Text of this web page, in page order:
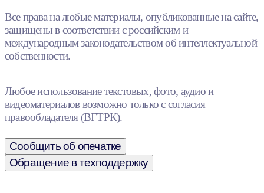
Все права на любые материалы, опубликованные на сайте,
защищены в соответствии с российским и
международным законодательством об интеллектуальной
собственности.
Любое использование текстовых, фото, аудио и
видеоматериалов возможно только с согласия
правообладателя (ВГТРК).
Сообщить об опечатке
Обращение в техподдержку